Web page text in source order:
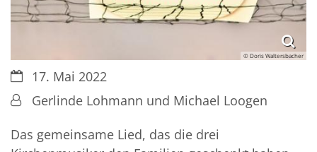
© Doris Waltersbacher
Datum:17. Mai 2022
Von:Gerlinde Lohmann und Michael Loogen
Das gemeinsame Lied, das die drei